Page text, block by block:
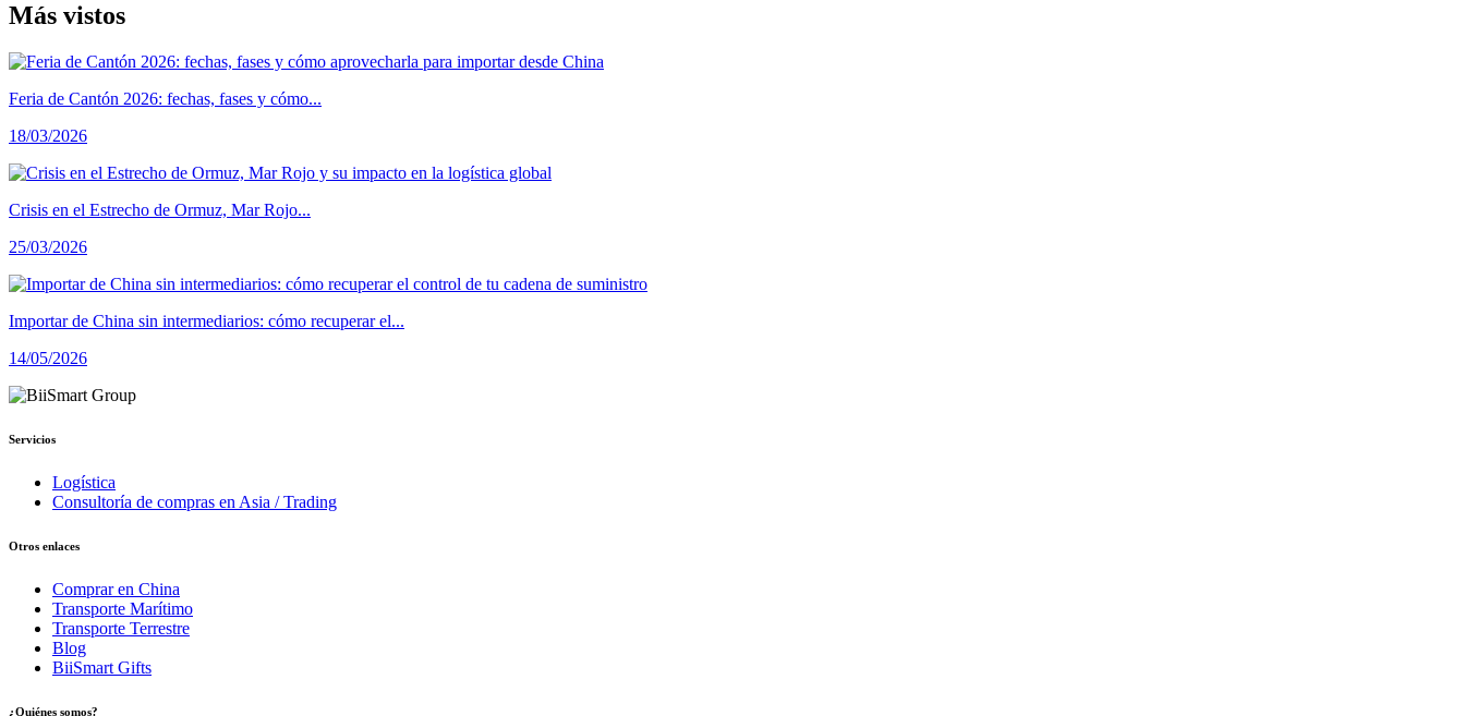
Más vistos
Feria de Cantón 2026: fechas, fases y cómo...
18/03/2026
Crisis en el Estrecho de Ormuz, Mar Rojo...
25/03/2026
Importar de China sin intermediarios: cómo recuperar el...
14/05/2026
Servicios
Logística
Consultoría de compras en Asia / Trading
Otros enlaces
Comprar en China
Transporte Marítimo
Transporte Terrestre
Blog
BiiSmart Gifts
¿Quiénes somos?